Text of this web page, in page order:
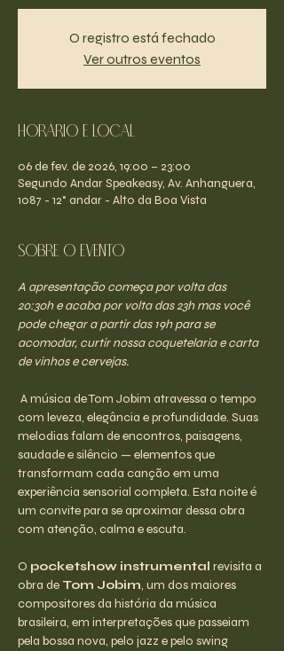
O registro está fechado
Ver outros eventos
Horário e Local
06 de fev. de 2026, 19:00 – 23:00
Segundo Andar Speakeasy, Av. Anhanguera,
1087 - 12° andar - Alto da Boa Vista
Sobre o evento
A apresentação começa por volta das
20:30h e acaba por volta das 23h mas você
pode chegar a partir das 19h para se
acomodar, curtir nossa coquetelaria e carta
de vinhos e cervejas.
A música de Tom Jobim atravessa o tempo
com leveza, elegância e profundidade. Suas
melodias falam de encontros, paisagens,
saudade e silêncio — elementos que
transformam cada canção em uma
experiência sensorial completa. Esta noite é
um convite para se aproximar dessa obra
com atenção, calma e escuta.
O pocketshow instrumental revisita a
obra de Tom Jobim, um dos maiores
compositores da história da música
brasileira, em interpretações que passeiam
pela bossa nova, pelo jazz e pelo swing